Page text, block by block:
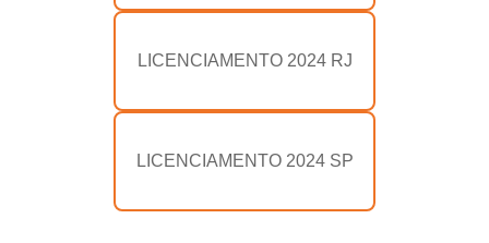
LICENCIAMENTO 2024 RJ
LICENCIAMENTO 2024 SP